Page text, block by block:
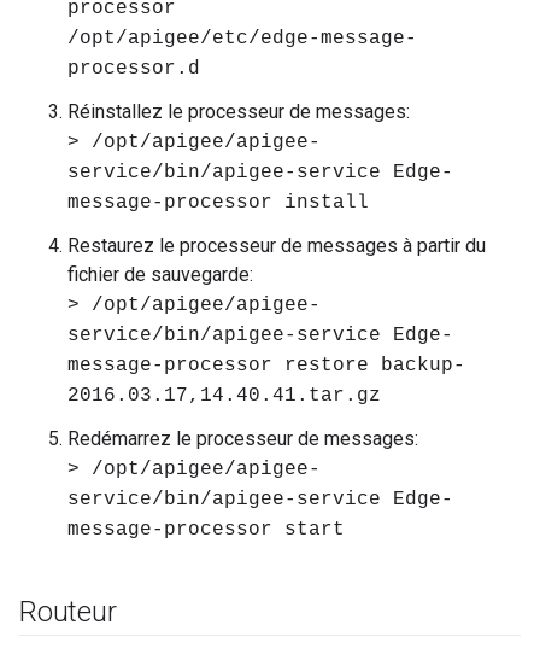
processor
/opt/apigee/etc/edge-message-
processor.d
Réinstallez le processeur de messages:
> /opt/apigee/apigee-
service/bin/apigee-service Edge-
message-processor install
Restaurez le processeur de messages à partir du
fichier de sauvegarde:
> /opt/apigee/apigee-
service/bin/apigee-service Edge-
message-processor restore backup-
2016.03.17,14.40.41.tar.gz
Redémarrez le processeur de messages:
> /opt/apigee/apigee-
service/bin/apigee-service Edge-
message-processor start
Routeur